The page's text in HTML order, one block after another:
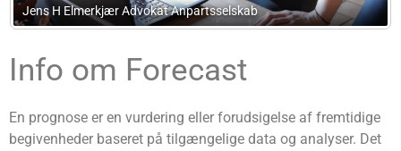
PC-Revision Gentofte
Info om Forecast
En prognose er en vurdering eller forudsigelse af fremtidige
begivenheder baseret på tilgængelige data og analyser. Det